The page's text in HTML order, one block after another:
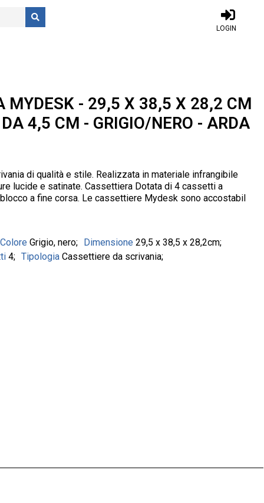
LOGIN
MYDESK - 29,5 X 38,5 X 28,2 CM
4,5 CM - GRIGIO/NERO - ARDA
di qualità e stile. Realizzata in materiale infrangibile
lucide e satinate. Cassettiera Dotata di 4 cassetti a
a fine corsa. Le cassettiere Mydesk sono accostabil
Colore Grigio, nero Dimensione 29,5 x 38,5 x 28,2cm
4 Tipologia Cassettiere da scrivania